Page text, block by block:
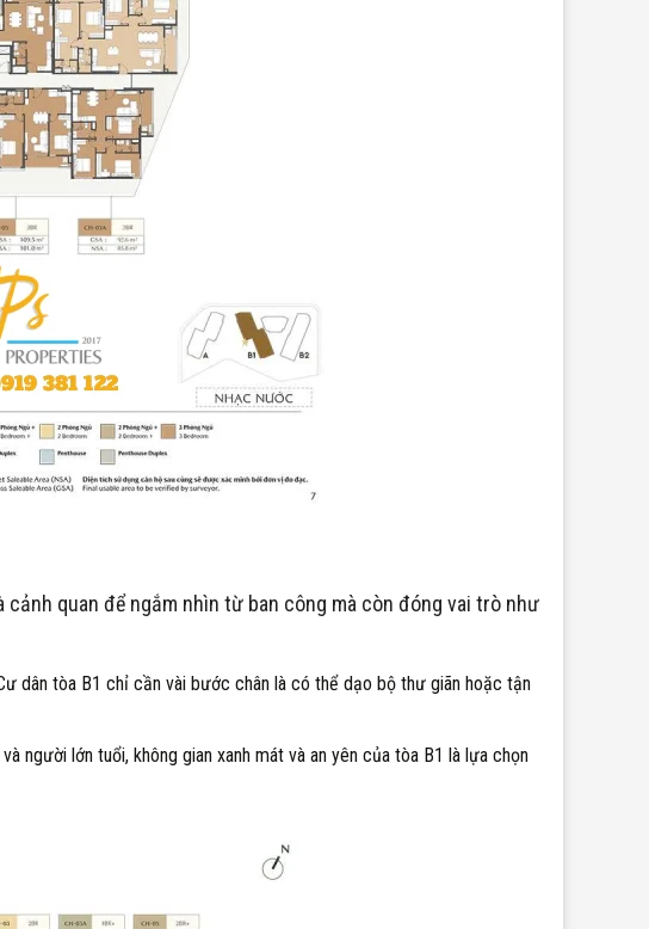
quan để ngắm nhìn từ ban công mà còn đóng vai trò như
dân tòa B1 chỉ cần vài bước chân là có thể dạo bộ thư giãn hoặc tận
người lớn tuổi, không gian xanh mát và an yên của tòa B1 là lựa chọn